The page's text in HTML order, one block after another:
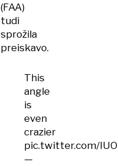
(FAA)
tudi
sprožila
preiskavo.
This
angle
is
even
crazier
pic.twitter.com/
—